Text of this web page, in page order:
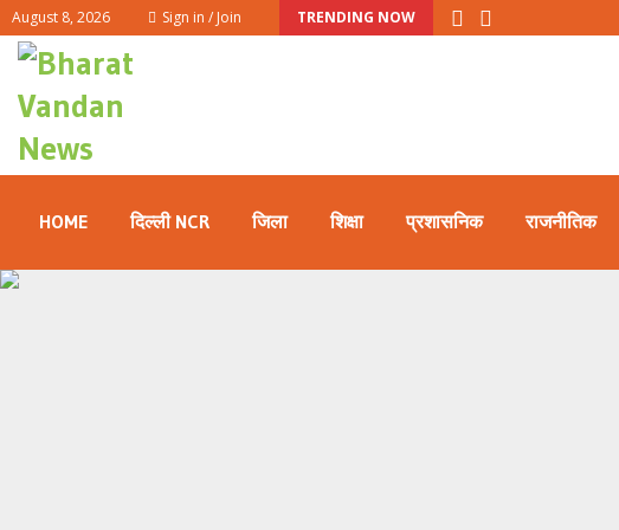
August 8, 2026 Sign in / Join TRENDING NOW
HOME दिल्ली NCR जिला शिक्षा प्रशासनिक राजनीतिक